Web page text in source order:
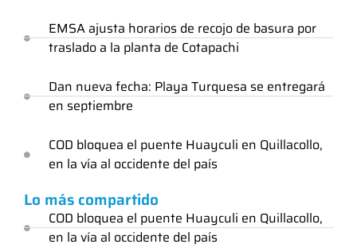
EMSA ajusta horarios de recojo de basura por
traslado a la planta de Cotapachi
Dan nueva fecha: Playa Turquesa se entregará
en septiembre
COD bloquea el puente Huayculi en Quillacollo,
en la vía al occidente del país
Lo más compartido
COD bloquea el puente Huayculi en Quillacollo,
en la vía al occidente del país